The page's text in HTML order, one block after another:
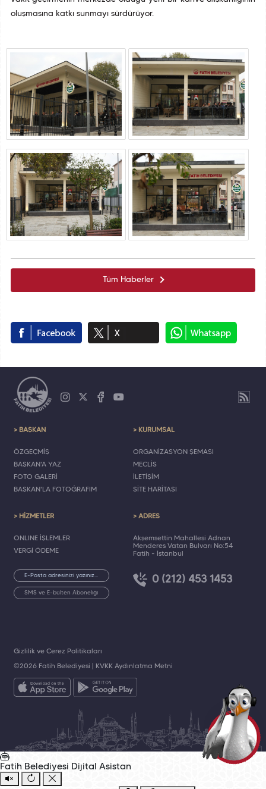
oluşmasına katkı sunmayı sürdürüyor.
Tüm Haberler
> BAŞKAN
ÖZGEÇMİŞ
BAŞKAN'A YAZ
FOTO GALERİ
BAŞKAN'LA FOTOĞRAFIM
> KURUMSAL
ORGANİZASYON ŞEMASI
MECLİS
İLETİŞİM
SİTE HARİTASI
> HİZMETLER
ONLINE İŞLEMLER
VERGİ ÖDEME
SMS ve E-bülten Aboneliği
> ADRES
Akşemsettin Mahallesi Adnan
Menderes Vatan Bulvarı No:54
Fatih - İstanbul
0 (212) 453 1453
©2026 Fatih Belediyesi | KVKK Aydınlatma Metni
Gizlilik ve Çerez Politikaları
Fatih Belediyesi Dijital Asistan